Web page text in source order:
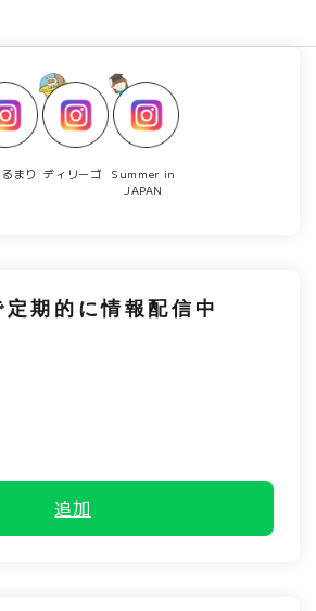
まり ディリーゴ
Summer in
JAPAN
期的に情報配信中
追加